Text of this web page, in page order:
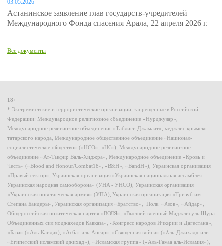
03.05.2026
Астанинское заявление глав государств-учредителей
Международного Фонда спасения Арала, 22 апреля 2026 г.
Все документы
18+
* Экстремистские и террористические организации, запрещенные в Российской
Федерации: Международное религиозное объединение «Нурджулар»,
Международное религиозное объединение «Таблиги Джамаат», меджлис крымско-
татарского народа, Международное общественное объединение «Национал-
социалистическое общество» («НСО», «НС»), Международное религиозное
объединение «Ат-Такфир Валь-Хиджра», Международное объединение «Кровь и
Честь» («Blood and Honour/Combat18», «B&H», «BandH»), Украинская организация
«Правый сектор», Украинская организация «Украинская национальная ассамблея –
Украинская народная самооборона» (УНА - УНСО), Украинская организация
«Украинская повстанческая армия» (УПА), Украинская организация «Тризуб им.
Степана Бандеры», Украинская организация «Братство», Полк «Азов», «Айдар»,
Общероссийская политическая партия «ВОЛЯ», «Высший военный Маджлисуль Шура
Объединенных сил моджахедов Кавказа», «Конгресс народов Ичкерии и Дагестана»,
«База» («Аль-Каида»), «Асбат аль-Ансар», «Священная война» («Аль-Джихад» или
«Египетский исламский джихад»), «Исламская группа» («Аль-Гамаа аль-Исламия»),